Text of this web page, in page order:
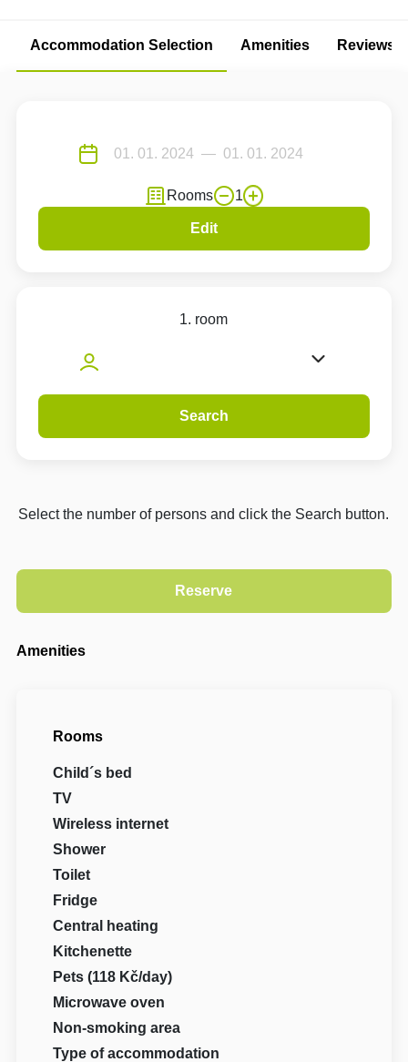
Accommodation Selection Amenities Reviews
Rooms 1
Edit
1. room
Search
Select the number of persons and click the Search button.
Amenities
Rooms
Child´s bed
TV
Wireless internet
Shower
Toilet
Fridge
Central heating
Kitchenette
Pets (118 Kč/day)
Microwave oven
Non-smoking area
Type of accommodation